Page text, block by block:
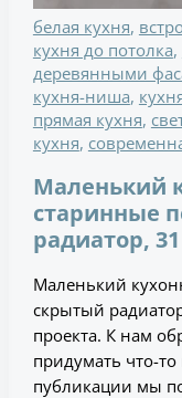
белая кухня,
кухня до потолка,
деревянными
кухня-ниша,
прямая кухня,
кухня,
Маленький
старинные
радиатор,
Маленький
скрытый
проекта. К нам
придумать что-
публикации мы